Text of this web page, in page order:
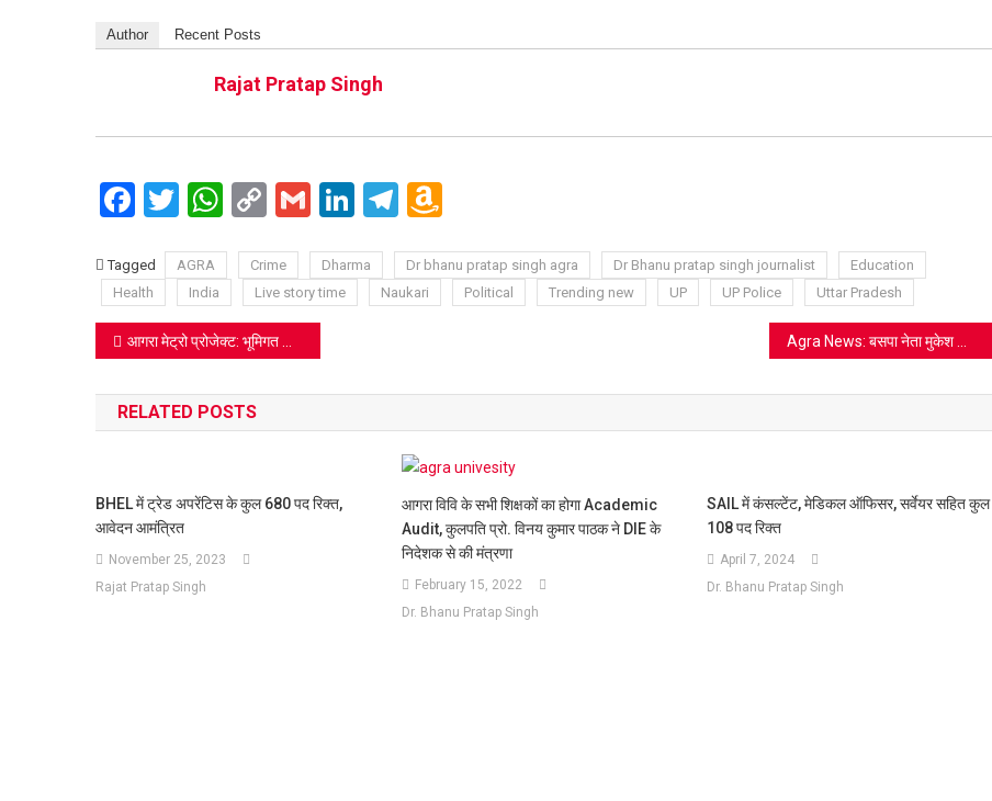
Author Recent Posts
Rajat Pratap Singh
Facebook
Twitter
WhatsApp
CopyGmailLinkedIn
Telegram
List
Tagged AGRA Crime Dharma Dr bhanu pratap singh agra Dr Bhanu pratap singh journalist
Education
Health
India Live story time Naukari Political Trending new UP UP Police Uttar Pradesh
Post
navigation
आगरा मेट्रो प्रोजेक्ट: भूमिगत भाग में थर्ड रेल बिछाने का काम शुरू, नवीन ब्रेकिंग प्रणाली का प्रयोग
RELATED POSTS
BHEL में ट्रेड अपरेंटिस के कुल 680 पद रिक्त,
आवेदन आमंत्रित
November 25, 2023
Rajat Pratap Singh
आगरा विवि के सभी शिक्षकों का होगा Academic
Audit, कुलपति प्रो. विनय कुमार पाठक ने DIE के
निदेशक से की मंत्रणा
February 15, 2022
Dr. Bhanu Pratap Singh
SAIL में कंसल्टेंट, मेडिकल ऑफिसर, सर्वेयर सहित कुल
108 पद रिक्त
April 7, 2024
Dr. Bhanu Pratap Singh